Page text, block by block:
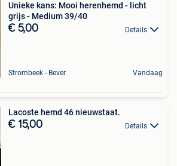
Unieke kans: Mooi herenhemd - licht
grijs - Medium 39/40
€ 5,00 Details
Strombeek - Bever Vandaag
Lacoste hemd 46 nieuwstaat.
€ 15,00 Details